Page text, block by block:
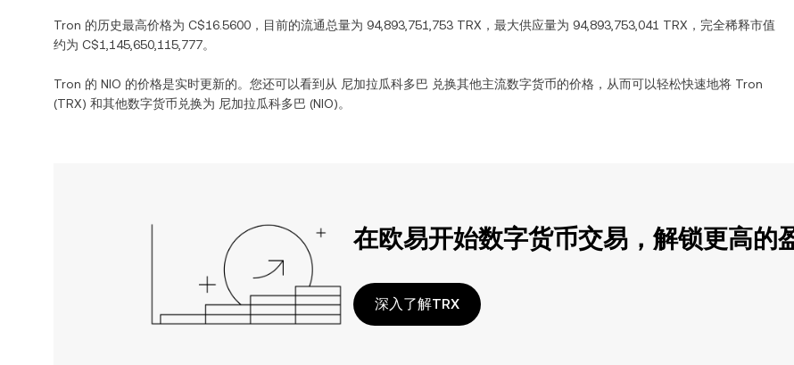
Tron 的历史最高价格为 C$16.5600 ，目前的流通总量为 94,893,751,753 TRX ，最大供应量为 94,893,753,041 TRX ，完全稀释市值
约为 C$1,145,650,115,777。
Tron 的 NIO 的价格是实时更新的。您还可以看到从 尼加拉瓜科多巴 兑换其他主流数字货币的价格，从而可以轻松快速地将 Tron
(TRX) 和其他数字货币兑换为 尼加拉瓜科多巴 (NIO)。
在欧易开始数字货币交易，解锁更高的
深入了解TRX